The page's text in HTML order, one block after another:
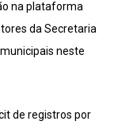
na plataforma
da Secretaria
neste
de registros por